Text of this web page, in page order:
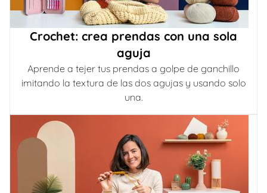
Crochet: crea prendas con una sola
aguja
Aprende a tejer tus prendas a golpe de ganchillo
imitando la textura de las dos agujas y usando solo
una.